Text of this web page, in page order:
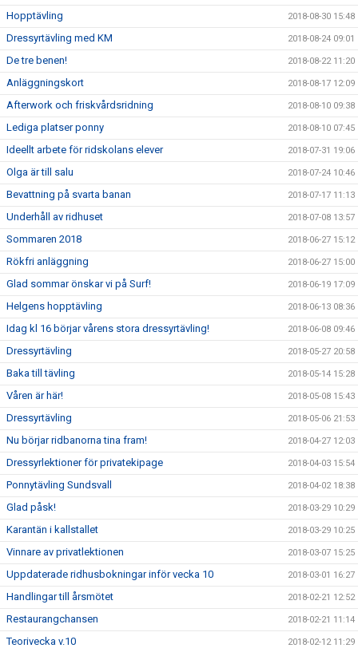
Hopptävling 2018-08-30 15:48
Dressyrtävling med KM 2018-08-24 09:01
De tre benen! 2018-08-22 11:20
Anläggningskort 2018-08-17 12:09
Afterwork och friskvårdsridning 2018-08-10 09:38
Lediga platser ponny 2018-08-10 07:45
Ideellt arbete för ridskolans elever 2018-07-31 19:06
Olga är till salu 2018-07-24 10:46
Bevattning på svarta banan 2018-07-17 11:13
Underhåll av ridhuset 2018-07-08 13:57
Sommaren 2018 2018-06-27 15:12
Rökfri anläggning 2018-06-27 15:00
Glad sommar önskar vi på Surf! 2018-06-19 17:09
Helgens hopptävling 2018-06-13 08:36
Idag kl 16 börjar vårens stora dressyrtävling! 2018-06-08 09:46
Dressyrtävling 2018-05-27 20:58
Baka till tävling 2018-05-14 15:28
Våren är här! 2018-05-08 15:43
Dressyrtävling 2018-05-06 21:53
Nu börjar ridbanorna tina fram! 2018-04-27 12:03
Dressyrlektioner för privatekipage 2018-04-03 15:54
Ponnytävling Sundsvall 2018-04-02 18:38
Glad påsk! 2018-03-29 10:29
Karantän i kallstallet 2018-03-29 10:25
Vinnare av privatlektionen 2018-03-07 15:25
Uppdaterade ridhusbokningar inför vecka 10 2018-03-01 16:27
Handlingar till årsmötet 2018-02-21 12:52
Restaurangchansen 2018-02-21 11:14
Teorivecka v.10 2018-02-12 11:29